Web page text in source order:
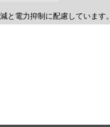
電力抑制に配慮しています。